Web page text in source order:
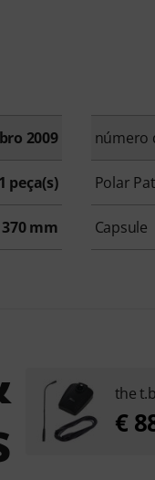
2009 número
1 peça(s) Polar
370 mm Capsule
the
€